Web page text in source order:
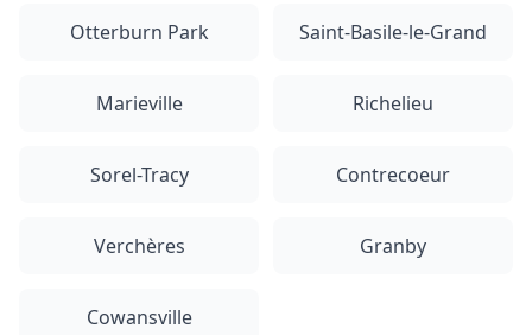
Otterburn Park Saint-Basile-le-Grand
Marieville Richelieu
Sorel-Tracy Contrecoeur
Verchères Granby
Cowansville